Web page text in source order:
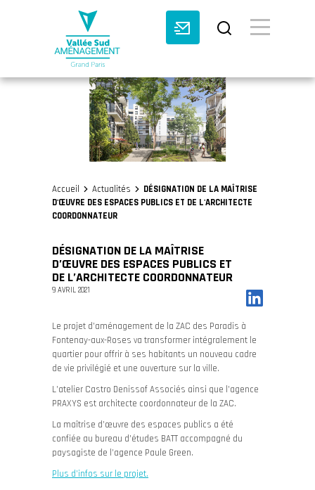
Accueil Actualités
DÉSIGNATION DE LA MAÎTRISE
D'ŒUVRE DES ESPACES PUBLICS ET DE L'ARCHITECTE
COORDONNATEUR
DÉSIGNATION DE LA MAÎTRISE
D’ŒUVRE DES ESPACES PUBLICS ET
DE L’ARCHITECTE COORDONNATEUR
9 AVRIL 2021
Le projet d’aménagement de la ZAC des Paradis à
Fontenay-aux-Roses va transformer intégralement le
quartier pour offrir à ses habitants un nouveau cadre
de vie privilégié et une ouverture sur la ville.
L’atelier Castro Denissof Associés ainsi que l’agence
PRAXYS est architecte coordonnateur de la ZAC.
La maîtrise d’œuvre des espaces publics a été
confiée au bureau d’études BATT accompagné du
paysagiste de l’agence Paule Green.
Plus d’infos sur le projet.